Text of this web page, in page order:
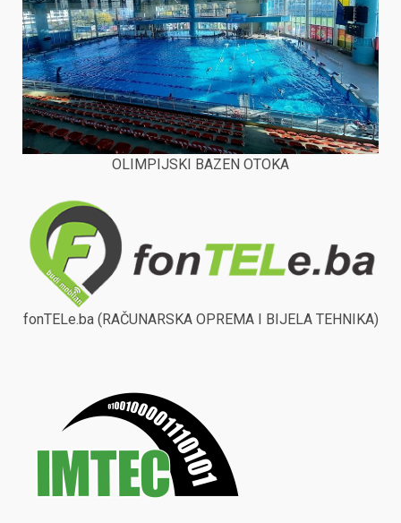
OLIMPIJSKI BAZEN OTOKA
fonTELe.ba (RAČUNARSKA OPREMA I BIJELA TEHNIKA)